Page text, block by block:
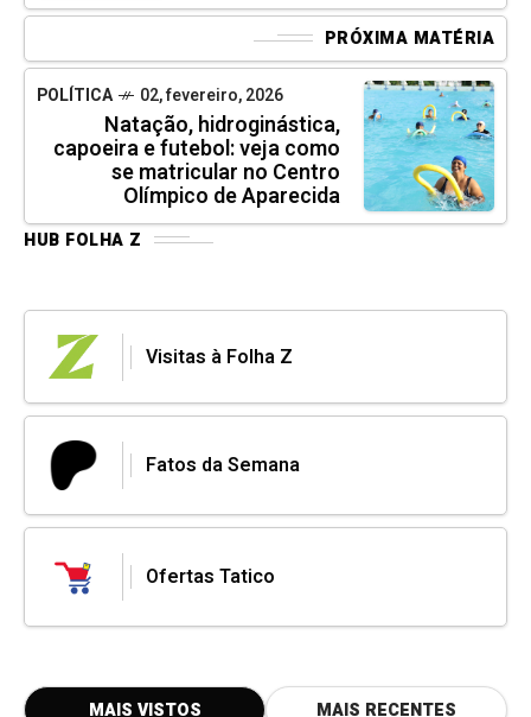
PRÓXIMA MATÉRIA
POLÍTICA 02, fevereiro, 2026
Natação, hidroginástica,
capoeira e futebol: veja como
se matricular no Centro
Olímpico de Aparecida
HUB FOLHA Z
Visitas à Folha Z
Fatos da Semana
Ofertas Tatico
MAIS VISTOS MAIS RECENTES